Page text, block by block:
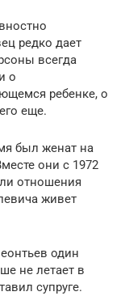
редко дает
всегда
о
ребенке, о
еще.
был женат на
они с 1972
отношения
живет
один
не летает в
супруге.